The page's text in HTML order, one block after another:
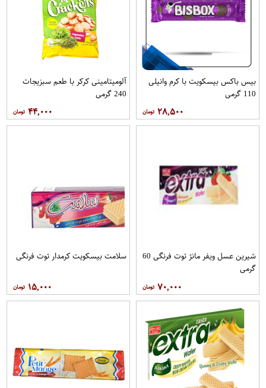
بیس باکس بیسکویت با کرم وانیلی
110 گرمی
۲۸,۵۰۰
آلومیتامینی کرکر با طعم سبزیجات
240 گرمی
۴۴,۰۰۰
شیرین عسل ویفر مانژ توت فرنگی 60
گرمی
۷۰,۰۰۰
سلامت بیسکویت کرمدار توت فرنگی
۱۵,۰۰۰